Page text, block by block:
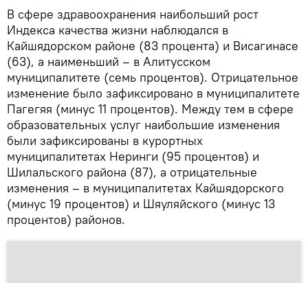
В сфере здравоохранения наибольший рост
Индекса качества жизни наблюдался в
Кайшядорском районе (83 процента) и Висагинасе
(63), а наименьший – в Алитусском
муниципалитете (семь процентов). Отрицательное
изменение было зафиксировано в муниципалитете
Пагегяя (минус 11 процентов). Между тем в сфере
образовательных услуг наибольшие изменения
были зафиксированы в курортных
муниципалитетах Неринги (95 процентов) и
Шилальского района (87), а отрицательные
изменения – в муниципалитетах Кайшядорского
(минус 19 процентов) и Шяуляйского (минус 13
процентов) районов.